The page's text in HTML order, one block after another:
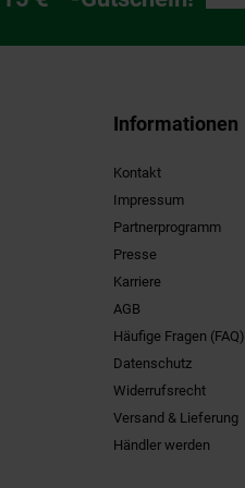
Informationen
Kontakt
Impressum
Partnerprogramm
Presse
Karriere
AGB
Häufige Fragen (FAQ)
Datenschutz
Widerrufsrecht
Versand & Lieferung
Händler werden